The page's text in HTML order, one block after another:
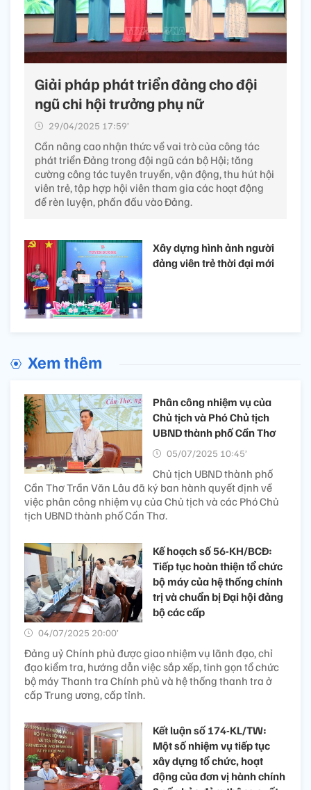
Giải pháp phát triển đảng cho đội
ngũ chi hội trưởng phụ nữ
29/04/2025 17:59’
Cần nâng cao nhận thức về vai trò của công tác
phát triển Đảng trong đội ngũ cán bộ Hội; tăng
cường công tác tuyên truyền, vận động, thu hút hội
viên trẻ, tập hợp hội viên tham gia các hoạt động
để rèn luyện, phấn đấu vào Đảng.
Xây dựng hình ảnh người
đảng viên trẻ thời đại mới
Xem thêm
Phân công nhiệm vụ của
Chủ tịch và Phó Chủ tịch
UBND thành phố Cần Thơ
05/07/2025 10:45’
Chủ tịch UBND thành phố
Cần Thơ Trần Văn Lâu đã ký ban hành quyết định về
việc phân công nhiệm vụ của Chủ tịch và các Phó Chủ
tịch UBND thành phố Cần Thơ.
Kế hoạch số 56-KH/BCĐ:
Tiếp tục hoàn thiện tổ chức
bộ máy của hệ thống chính
trị và chuẩn bị Đại hội đảng
bộ các cấp
04/07/2025 20:00’
Đảng uỷ Chính phủ được giao nhiệm vụ lãnh đạo, chỉ
đạo kiểm tra, hướng dẫn việc sắp xếp, tinh gọn tổ chức
bộ máy Thanh tra Chính phủ và hệ thống thanh tra ở
cấp Trung ương, cấp tỉnh.
Kết luận số 174-KL/TW:
Một số nhiệm vụ tiếp tục
xây dựng tổ chức, hoạt
động của đơn vị hành chính